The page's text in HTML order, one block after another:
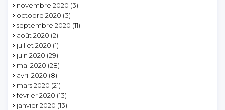
novembre 2020 (3)
octobre 2020 (3)
septembre 2020 (11)
août 2020 (2)
juillet 2020 (1)
juin 2020 (29)
mai 2020 (28)
avril 2020 (8)
mars 2020 (21)
février 2020 (13)
janvier 2020 (13)